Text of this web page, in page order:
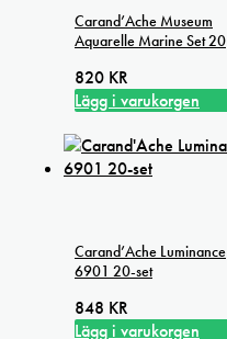
Carand’Ache Museum
Aquarelle Marine Set 20
820 KR
Lägg i varukorgen
Carand’Ache Luminance
6901 20-set
848 KR
Lägg i varukorgen